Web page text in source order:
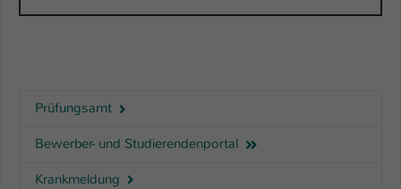
Prüfungsamt
Bewerber- und Studierendenportal
Krankmeldung
Name be_typo_user
Anbieter TYPO3